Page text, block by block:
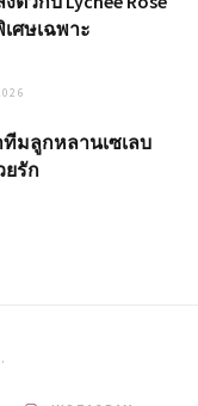
เศษเฉพาะ
มลูกหลานเซเลบ
ยรัก